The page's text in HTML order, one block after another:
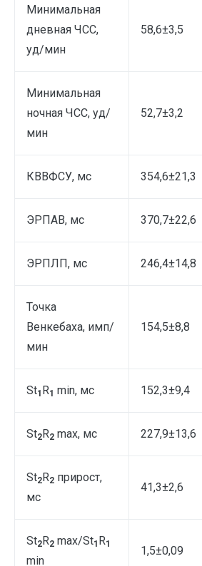
Минимальная
дневная ЧСС,
уд/мин
58,6±3,5
Минимальная
ночная ЧСС, уд/
мин
52,7±3,2
КВВФСУ, мс 354,6±21,3
ЭРПАВ, мс 370,7±22,6
ЭРПЛП, мс 246,4±14,8
Точка
Венкебаха, имп/
мин
154,5±8,8
St1 R1 min, мс 152,3±9,4
St2R2 max, мс 227,9±13,6
St2R2 прирост,
мс
41,3±2,6
St2R2 max/St1 R1
min
1,5±0,09